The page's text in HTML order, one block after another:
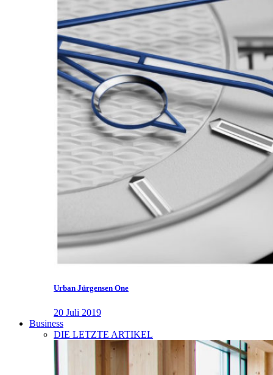
Urban Jürgensen One
20 Juli 2019
Business
DIE LETZTE ARTIKEL